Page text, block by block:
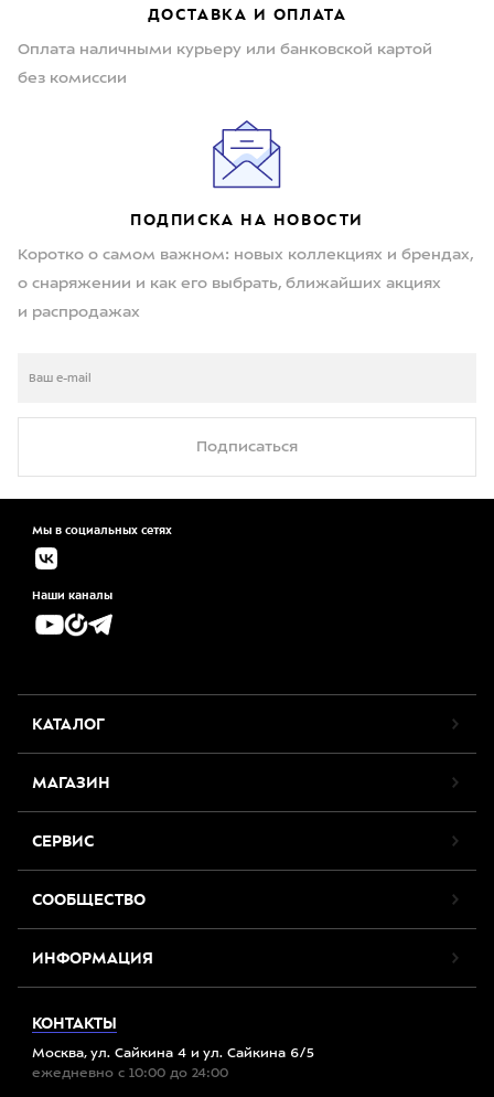
ДОСТАВКА И ОПЛАТА
Оплата наличными курьеру или банковской картой
без комиссии
ПОДПИСКА НА НОВОСТИ
Коротко о самом важном: новых коллекциях и брендах,
о снаряжении и как его выбрать, ближайших акциях
и распродажах
Подписаться
Мы в социальных сетях
Наши каналы
КАТАЛОГ
МАГАЗИН
СЕРВИС
СООБЩЕСТВО
ИНФОРМАЦИЯ
КОНТАКТЫ
Москва, ул. Сайкина 4 и ул. Сайкина 6/5
ежедневно с 10:00 до 24:00